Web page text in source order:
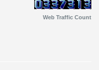
Web Traffic Count